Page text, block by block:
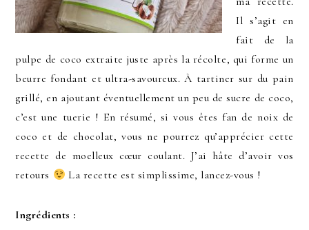
Il s’agit en
fait de la
pulpe de coco extraite juste après la récolte, qui forme un
beurre fondant et ultra-savoureux. À tartiner sur du pain
grillé, en ajoutant éventuellement un peu de sucre de coco,
c’est une tuerie ! En résumé, si vous êtes fan de noix de
coco et de chocolat, vous ne pourrez qu’apprécier cette
recette de moelleux cœur coulant. J’ai hâte d’avoir vos
retours
La recette est simplissime, lancez-vous !
Ingrédients :